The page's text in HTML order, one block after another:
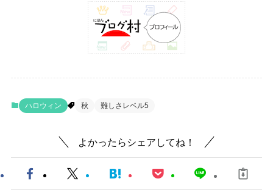
ハロウィン 秋 難しさレベル5
よかったらシェアしてね！